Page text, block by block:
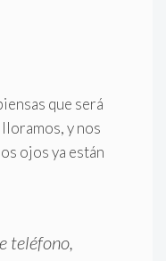
que será
y nos
ojos ya están
teléfono,